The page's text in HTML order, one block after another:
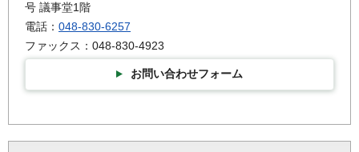
号 議事堂1階
電話： 048-830-6257
ファックス：048-830-4923
お問い合わせフォーム